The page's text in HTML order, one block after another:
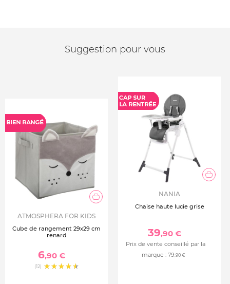
Suggestion pour vous
ATMOSPHERA FOR KIDS
Cube de rangement 29x29 cm
renard
6,90 €
(12)
NANIA
Chaise haute lucie grise
39,90 €
Prix de vente conseillé par la
marque : 79 ,90 €